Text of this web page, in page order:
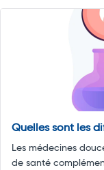
Quelles sont les
Les médecines
de santé